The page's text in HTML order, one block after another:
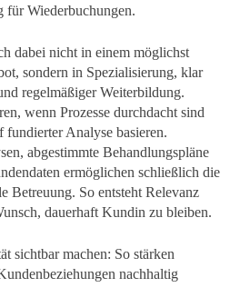
für Wiederbuchungen.
dabei nicht in einem möglichst
sondern in Spezialisierung, klar
regelmäßiger Weiterbildung.
wenn Prozesse durchdacht sind
Analyse basieren.
abgestimmte Behandlungspläne
ermöglichen schließlich die
Betreuung. So entsteht Relevanz
dauerhaft Kundin zu bleiben.
sichtbar machen: So stärken
nachhaltig